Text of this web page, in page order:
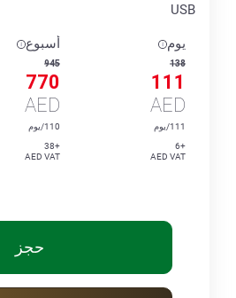
USB
يوم
138
111
AED
111/يوم
+6
AED VAT
أسبوع
945
770
AED
110/يوم
+38
AED VAT
حجز